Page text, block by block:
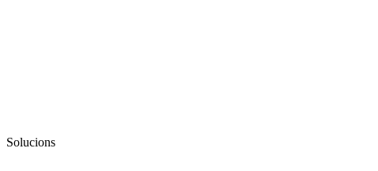
Solucions